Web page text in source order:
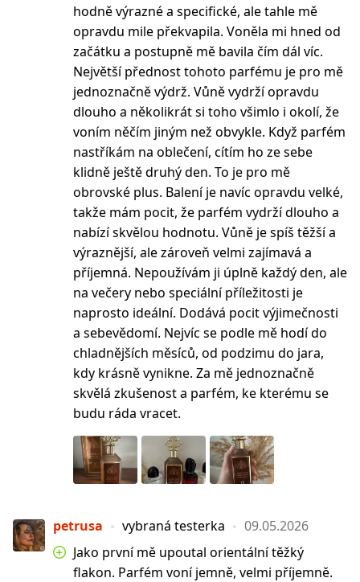
hodně výrazné a specifické, ale tahle mě
opravdu mile překvapila. Voněla mi hned od
začátku a postupně mě bavila čím dál víc.
Největší přednost tohoto parfému je pro mě
jednoznačně výdrž. Vůně vydrží opravdu
dlouho a několikrát si toho všimlo i okolí, že
voním něčím jiným než obvykle. Když parfém
nastříkám na oblečení, cítím ho ze sebe
klidně ještě druhý den. To je pro mě
obrovské plus. Balení je navíc opravdu velké,
takže mám pocit, že parfém vydrží dlouho a
nabízí skvělou hodnotu. Vůně je spíš těžší a
výraznější, ale zároveň velmi zajímavá a
příjemná. Nepoužívám ji úplně každý den, ale
na večery nebo speciální příležitosti je
naprosto ideální. Dodává pocit výjimečnosti
a sebevědomí. Nejvíc se podle mě hodí do
chladnějších měsíců, od podzimu do jara,
kdy krásně vynikne. Za mě jednoznačně
skvělá zkušenost a parfém, ke kterému se
budu ráda vracet.
petrusa vybraná testerka
09.05.2026
Jako první mě upoutal orientální těžký
flakon. Parfém voní jemně, velmi příjemně.